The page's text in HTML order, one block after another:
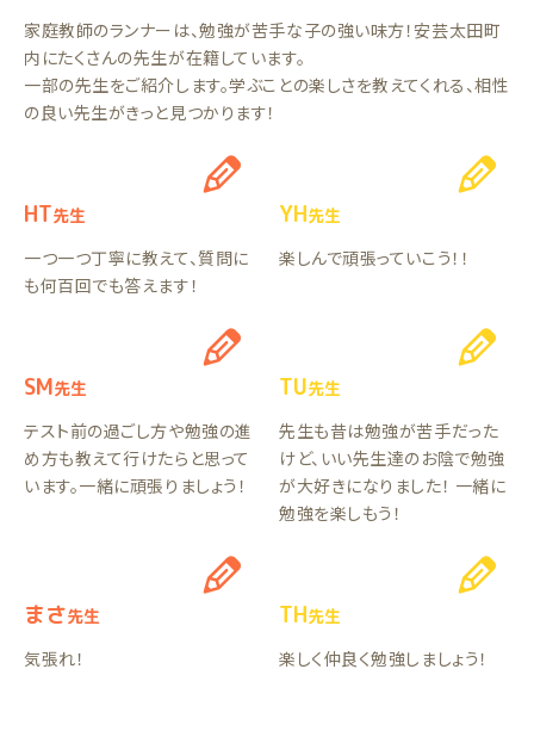
家庭教師のランナーは、勉強が苦手な子の強い味方！安芸太田町
内にたくさんの先生が在籍しています。
一部の先生をご紹介します。学ぶことの楽しさを教えてくれる、相性
の良い先生がきっと見つかります！
HT先生
一つ一つ丁寧に教えて、質問に
も何百回でも答えます！
YH先生
楽しんで頑張っていこう！！
SM先生
テスト前の過ごし方や勉強の進
め方も教えて行けたらと思って
います。一緒に頑張りましょう！
TU先生
先生も昔は勉強が苦手だった
けど、いい先生達のお陰で勉強
が大好きになりました！ 一緒に
勉強を楽しもう！
まさ先生
気張れ！
TH先生
楽しく仲良く勉強しましょう！